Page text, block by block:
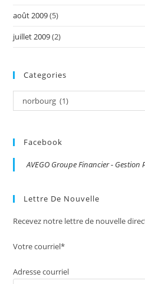
août 2009(5)
juillet 2009(2)
Categories
Categories
norbourg (1)
Facebook
AVEGO Groupe Financier - Gestion
Lettre De Nouvelle
Recevez notre lettre de nouvelle
Votre courriel*
Adresse courriel